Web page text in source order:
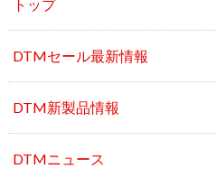
トップ
DTMセール最新情報
DTM新製品情報
DTMニュース